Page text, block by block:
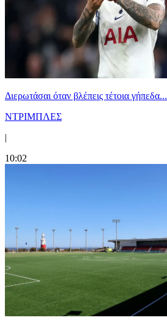
Διερωτάσαι όταν βλέπεις τέτοια γήπεδα...
ΝΤΡΙΜΠΛΕΣ
|
10:02